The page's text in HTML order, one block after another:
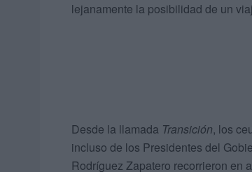
lejanamente la posibilidad de un
Desde la llamada Transición, los
incluso de los Presidentes del
Rodríguez Zapatero recorrieron en